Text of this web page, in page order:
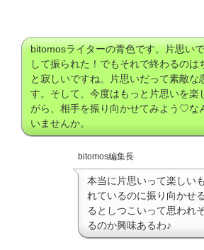
bitomosライターの青色です。片思い
して振られた！でもそれで終わるのは
と寂しいですね。片思いだって素敵な
す。そして、今度はもっと片思いを楽
がら、相手を振り向かせてみよう♡な
いませんか。
bitomos編集長
本当に片思いって楽しい
れているのに振り向かせ
るとしつこいって思われ
るのか興味あるわ♪